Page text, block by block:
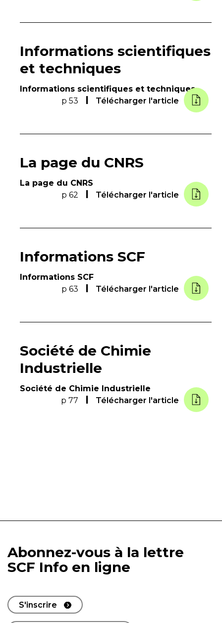
Informations scientifiques
et techniques
Informations scientifiques et techniques
p 53
Télécharger l'article
La page du CNRS
La page du CNRS
p 62
Télécharger l'article
Informations SCF
Informations SCF
p 63
Télécharger l'article
Société de Chimie
Industrielle
Société de Chimie Industrielle
p 77
Télécharger l'article
Abonnez-vous à la lettre
SCF Info en ligne
S'inscrire